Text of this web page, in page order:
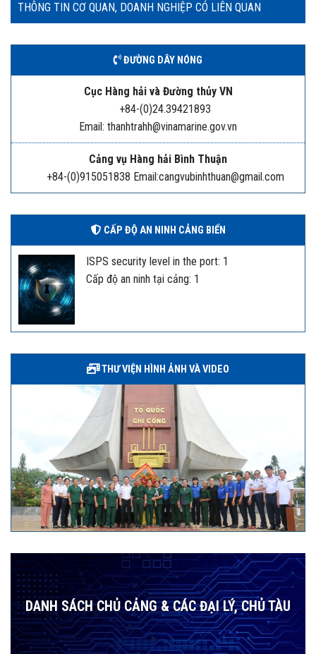
THÔNG TIN CƠ QUAN, DOANH NGHIỆP CÓ LIÊN QUAN
ĐƯỜNG DÂY NÓNG
Cục Hàng hải và Đường thủy VN
+84-(0)24.39421893
Email: thanhtrahh@vinamarine.gov.vn
Cảng vụ Hàng hải Bình Thuận
+84-(0)915051838 Email:cangvubinhthuan@gmail.com
CẤP ĐỘ AN NINH CẢNG BIỂN
ISPS security level in the port: 1
Cấp độ an ninh tại cảng: 1
THƯ VIỆN HÌNH ẢNH VÀ VIDEO
DANH SÁCH CHỦ CẢNG & CÁC ĐẠI LÝ, CHỦ TÀU